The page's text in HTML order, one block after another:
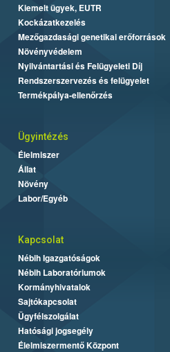
Kiemelt ügyek, EUTR
Kockázatkezelés
Mezőgazdasági genetikai erőforrások
Növényvédelem
Nyilvántartási és Felügyeleti Díj
Rendszerszervezés és felügyelet
Termékpálya-ellenőrzés
Ügyintézés
Élelmiszer
Állat
Növény
Labor/Egyéb
Kapcsolat
Nébih Igazgatóságok
Nébih Laboratóriumok
Kormányhivatalok
Sajtókapcsolat
Ügyfélszolgálat
Hatósági jogsegély
Élelmiszermentő Központ